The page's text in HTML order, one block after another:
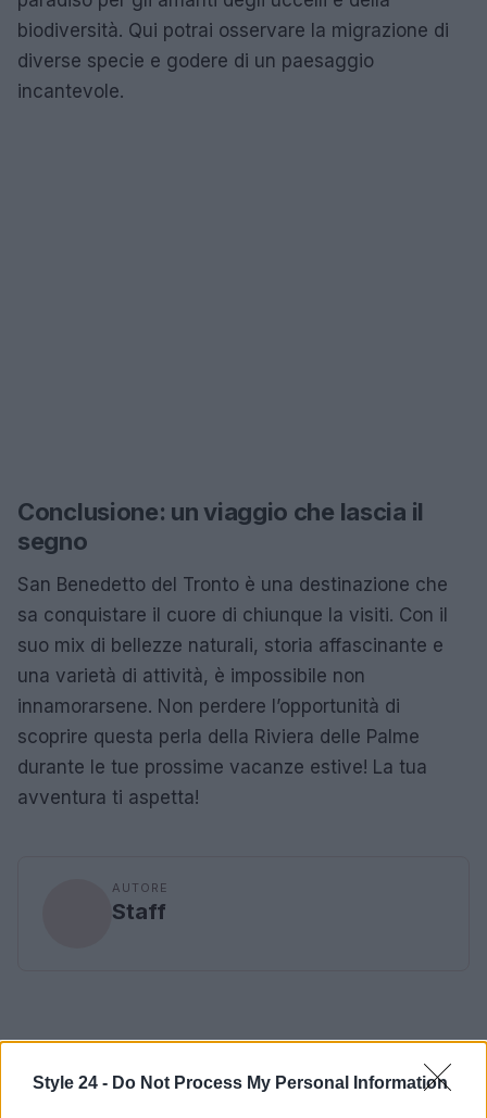
Style 24 - Do Not Process My Personal Information
biodiversità. Qui potrai osservare la migrazione di
diverse specie e godere di un paesaggio
incantevole.
Conclusione: un viaggio che lascia il
segno
San Benedetto del Tronto è una destinazione che
sa conquistare il cuore di chiunque la visiti. Con il
suo mix di bellezze naturali, storia affascinante e
una varietà di attività, è impossibile non
innamorarsene. Non perdere l’opportunità di
scoprire questa perla della Riviera delle Palme
durante le tue prossime vacanze estive! La tua
avventura ti aspetta!
AUTORE
Staff